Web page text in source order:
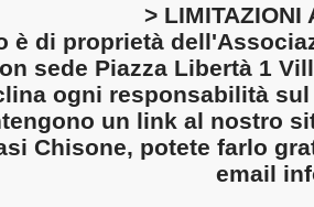
> LIMITAZIONI
è di proprietà
sede Piazza Libertà 1
ogni responsabilità
un link al nostro
Chisone, potete farlo
email